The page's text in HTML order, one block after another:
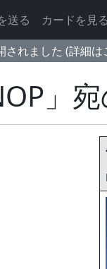
送る カードを見る
れました (詳細は
」